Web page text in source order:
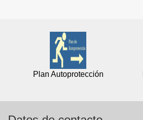
Plan Autoprotección